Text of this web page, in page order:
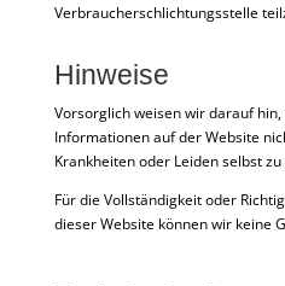
Verbraucherschlichtungsstelle
Hinweise
Vorsorglich weisen wir darauf
Informationen auf der Website
Krankheiten oder Leiden selbst
Für die Vollständigkeit oder
dieser Website können wir keine